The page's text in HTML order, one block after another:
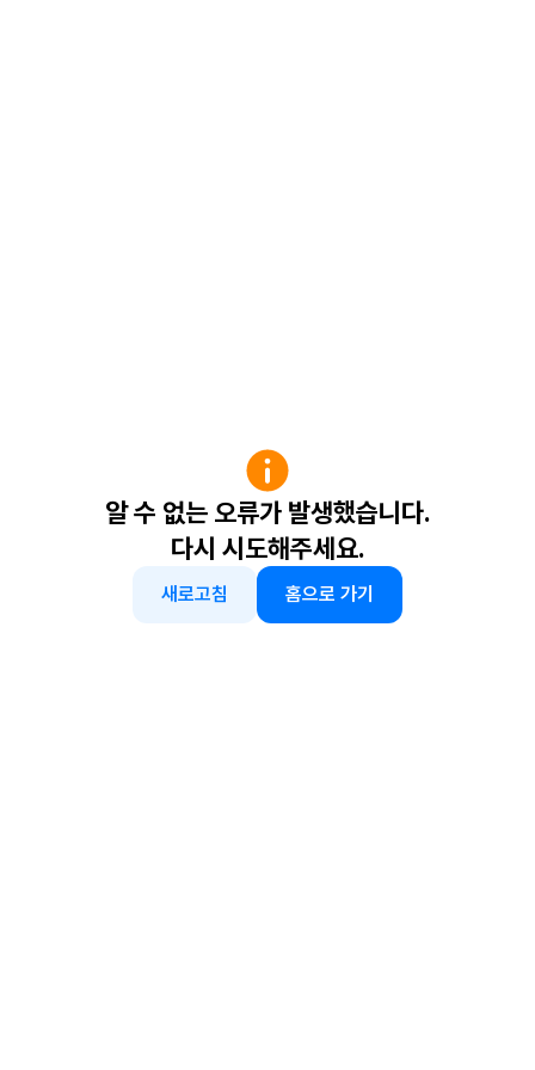
알 수 없는 오류가 발생했습니다.
다시 시도해주세요.
새로고침 홈으로 가기